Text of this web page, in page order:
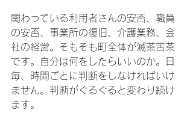
関わっている利用者さんの安否、職員
の安否、事業所の復旧、介護業務、会
社の経営。そもそも町全体が滅茶苦茶
です。自分は何をしたらいいのか。日
毎、時間ごとに判断をしなければいけ
ません。判断がぐるぐると変わり続け
ます。